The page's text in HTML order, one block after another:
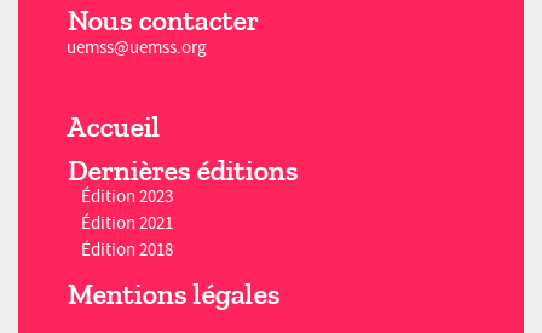
Nous contacter
uemss@uemss.org
Accueil
Dernières éditions
Édition 2023
Édition 2021
Édition 2018
Mentions légales